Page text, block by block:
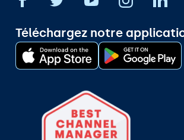
Téléchargez notre